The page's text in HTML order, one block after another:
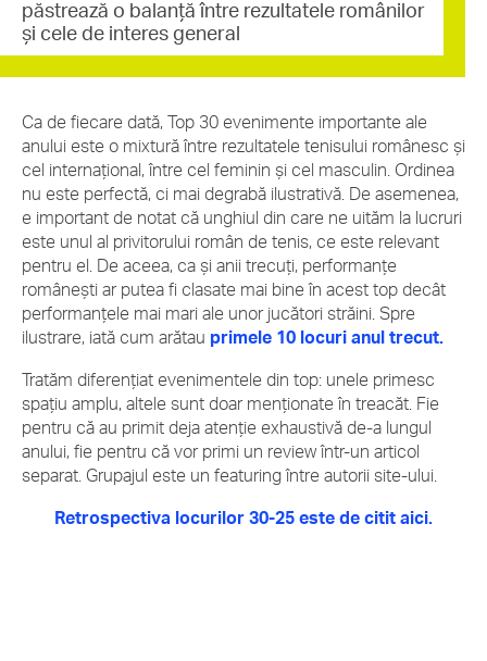
păstrează o balanță între rezultatele românilor
și cele de interes general
Ca de fiecare dată, Top 30 evenimente importante ale
anului este o mixtură între rezultatele tenisului românesc și
cel internațional, între cel feminin și cel masculin. Ordinea
nu este perfectă, ci mai degrabă ilustrativă. De asemenea,
e important de notat că unghiul din care ne uităm la lucruri
este unul al privitorului român de tenis, ce este relevant
pentru el. De aceea, ca și anii trecuți, performanțe
românești ar putea fi clasate mai bine în acest top decât
performanțele mai mari ale unor jucători străini. Spre
ilustrare, iată cum arătau primele 10 locuri anul trecut.
Tratăm diferențiat evenimentele din top: unele primesc
spațiu amplu, altele sunt doar menționate în treacăt. Fie
pentru că au primit deja atenție exhaustivă de-a lungul
anului, fie pentru că vor primi un review într-un articol
separat. Grupajul este un featuring între autorii site-ului.
Retrospectiva locurilor 30-25 este de citit aici.